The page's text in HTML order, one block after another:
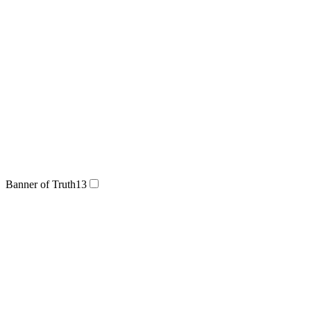
Banner of Truth13